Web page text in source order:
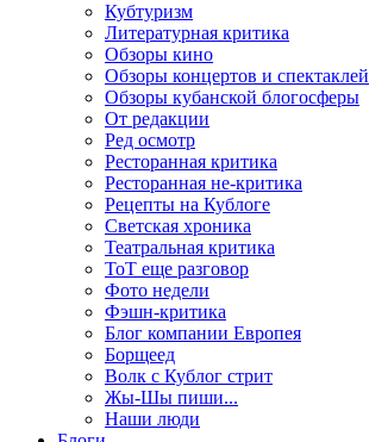
Кубтуризм
Литературная критика
Обзоры кино
Обзоры концертов и спектаклей
Обзоры кубанской блогосферы
От редакции
Ред осмотр
Ресторанная критика
Ресторанная не-критика
Рецепты на Кублоге
Светская хроника
Театральная критика
ТоТ еще разговор
Фото недели
Фэшн-критика
Блог компании Европея
Борщеед
Волк с Кублог стрит
Жы-Шы пиши...
Наши люди